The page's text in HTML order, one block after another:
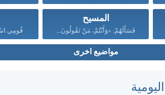
المسيح
فَسَأَلَهُمْ: «وَأَنْتُمْ، مَنْ تَقُولُونَ... قُومِي
مواضيع اخرى